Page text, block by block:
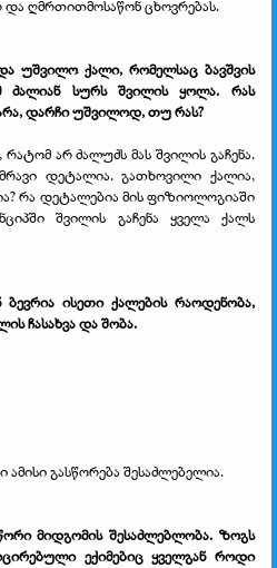
და ღმრთითმოსაწონ ცხოვრებას.
უშვილო ქალი, რომელსაც ბავშვის
ძალიან სურს შვილის ყოლა. რას
დარჩი უშვილოდ, თუ რას?
არ ძალუძს მას შვილის გაჩენა.
დეტალია. გათხოვილი ქალია,
რა დეტალებია მის ფიზიოლოგიაში
შვილის გაჩენა ყველა ქალს
ისეთი ქალების რაოდენობა,
ჩასახვა და შობა.
ამისი გასწორება შესაძლებელია.
მიდგომის შესაძლებლობა. ზოგს
ექიმებიც ყველგან როდი